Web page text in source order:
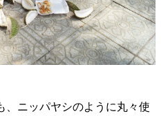
、ニッパヤシのように丸々使